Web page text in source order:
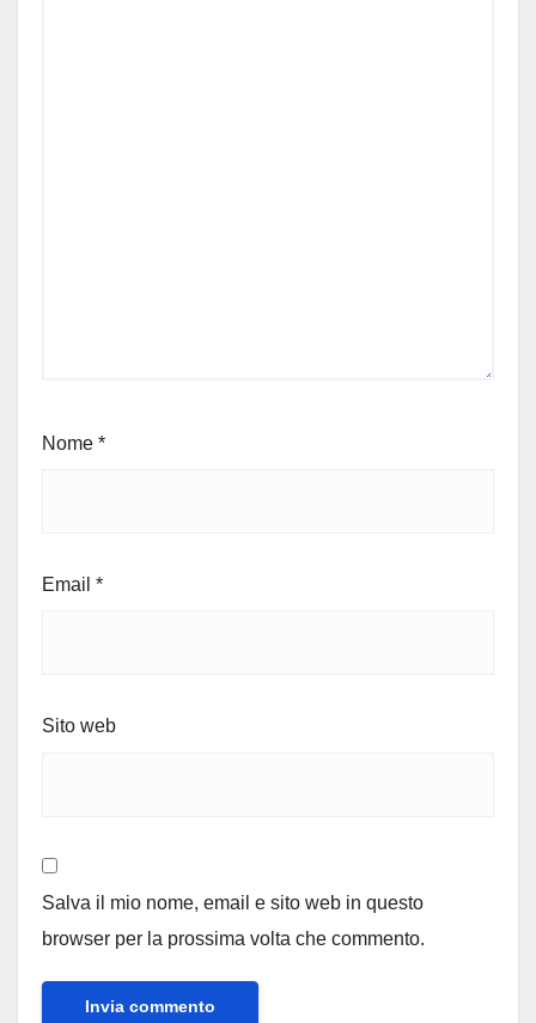
Nome *
Email *
Sito web
Salva il mio nome, email e sito web in questo
browser per la prossima volta che commento.